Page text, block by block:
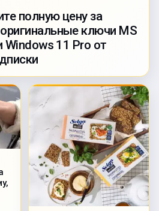
полную цену за
ключи MS
Windows 11 Pro от